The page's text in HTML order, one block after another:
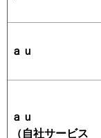
ａｕ
ａｕ
（自社サービス